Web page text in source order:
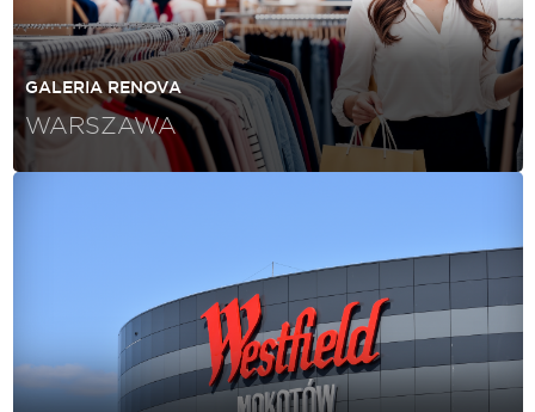
GALERIA RENOVA
WARSZAWA